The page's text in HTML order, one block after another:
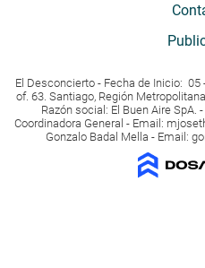
El Desconcierto - Fecha de Inicio:
of. 63. Santiago, Región
Razón social: El Buen Aire
Coordinadora General - Email:
Gonzalo Badal Mella - Email: